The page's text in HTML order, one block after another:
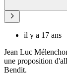
il y a 17 ans
Jean Luc
une proposition
Bendit.